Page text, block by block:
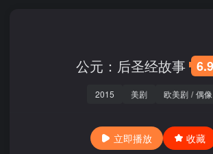
公元：后圣经故事
2015 美剧 欧美剧 / 偶像
立即播放 收藏